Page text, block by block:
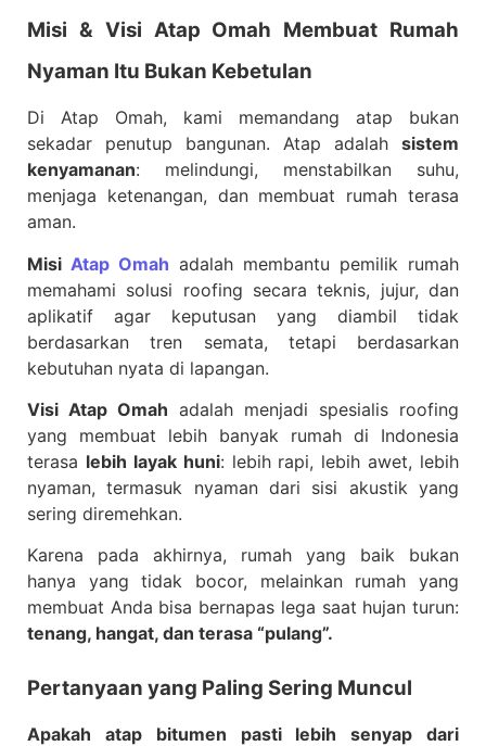
Misi & Visi Atap Omah Membuat Rumah
Nyaman Itu Bukan Kebetulan
Di Atap Omah, kami memandang atap bukan
sekadar penutup bangunan. Atap adalah sistem
kenyamanan: melindungi, menstabilkan suhu,
menjaga ketenangan, dan membuat rumah terasa
aman.
Misi Atap Omah adalah membantu pemilik rumah
memahami solusi roofing secara teknis, jujur, dan
aplikatif agar keputusan yang diambil tidak
berdasarkan tren semata, tetapi berdasarkan
kebutuhan nyata di lapangan.
Visi Atap Omah adalah menjadi spesialis roofing
yang membuat lebih banyak rumah di Indonesia
terasa lebih layak huni: lebih rapi, lebih awet, lebih
nyaman, termasuk nyaman dari sisi akustik yang
sering diremehkan.
Karena pada akhirnya, rumah yang baik bukan
hanya yang tidak bocor, melainkan rumah yang
membuat Anda bisa bernapas lega saat hujan turun:
tenang, hangat, dan terasa “pulang”.
Pertanyaan yang Paling Sering Muncul
Apakah atap bitumen pasti lebih senyap dari